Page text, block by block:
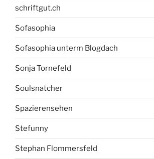
schriftgut.ch
Sofasophia
Sofasophia unterm Blogdach
Sonja Tornefeld
Soulsnatcher
Spazierensehen
Stefunny
Stephan Flommersfeld